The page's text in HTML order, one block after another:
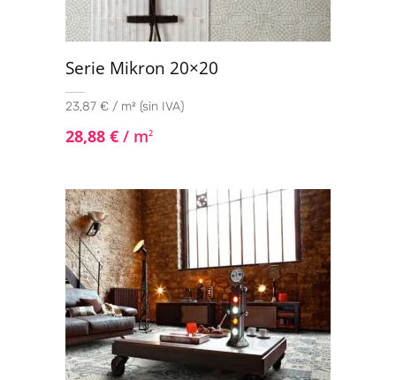
Serie Mikron 20×20
23,87 € / m² (sin IVA)
28,88 € / m2